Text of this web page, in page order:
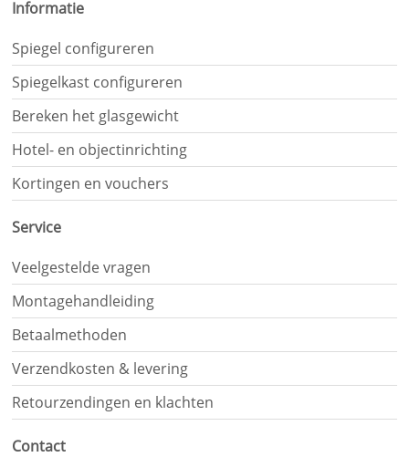
Glazen
schuifdeur
met
motief
vuurtoren
kopen
Informatie
Spiegel configureren
Spiegelkast configureren
Bereken het glasgewicht
Hotel- en objectinrichting
Kortingen en vouchers
Service
Veelgestelde vragen
Montagehandleiding
Betaalmethoden
Verzendkosten & levering
Retourzendingen en klachten
Contact